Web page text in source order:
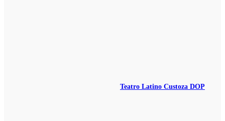
Teatro Latino Custoza DOP